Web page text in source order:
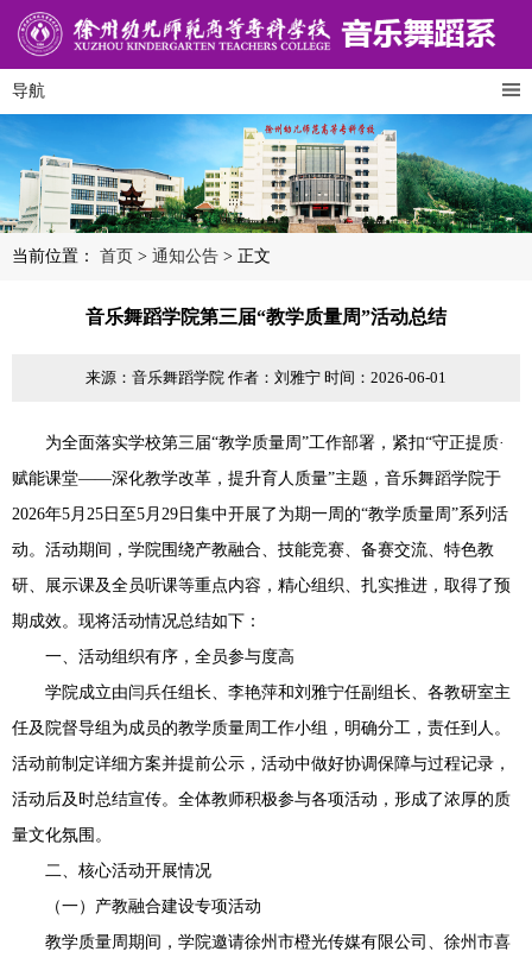
导航
当前位置： 首页 > 通知公告 > 正文
音乐舞蹈学院第三届“教学质量周”活动总结
来源：音乐舞蹈学院 作者：刘雅宁 时间：2026-06-01
为全面落实学校第三届“教学质量周”工作部署，紧扣“守正提质·
赋能课堂——深化教学改革，提升育人质量”主题，音乐舞蹈学院于
2026年5月25日至5月29日集中开展了为期一周的“教学质量周”系列活
动。活动期间，学院围绕产教融合、技能竞赛、备赛交流、特色教
研、展示课及全员听课等重点内容，精心组织、扎实推进，取得了预
期成效。现将活动情况总结如下：
一、活动组织有序，全员参与度高
学院成立由闫兵任组长、李艳萍和刘雅宁任副组长、各教研室主
任及院督导组为成员的教学质量周工作小组，明确分工，责任到人。
活动前制定详细方案并提前公示，活动中做好协调保障与过程记录，
活动后及时总结宣传。全体教师积极参与各项活动，形成了浓厚的质
量文化氛围。
二、核心活动开展情况
（一）产教融合建设专项活动
教学质量周期间，学院邀请徐州市橙光传媒有限公司、徐州市喜